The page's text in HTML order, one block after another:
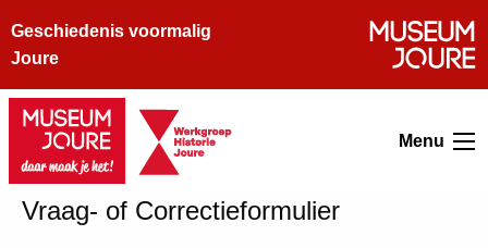
Geschiedenis voormalig
Joure
Menu
Vraag- of Correctieformulier